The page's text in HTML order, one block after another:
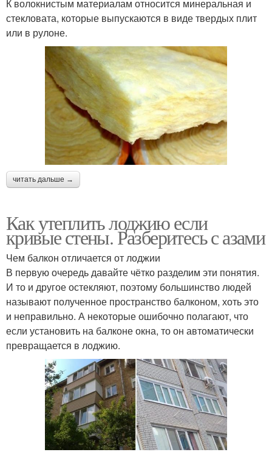
К волокнистым материалам относится минеральная и
стекловата, которые выпускаются в виде твердых плит
или в рулоне.
читать дальше →
Как утеплить лоджию если
кривые стены. Разберитесь с азами
Чем балкон отличается от лоджии
В первую очередь давайте чётко разделим эти понятия.
И то и другое остекляют, поэтому большинство людей
называют полученное пространство балконом, хоть это
и неправильно. А некоторые ошибочно полагают, что
если установить на балконе окна, то он автоматически
превращается в лоджию.